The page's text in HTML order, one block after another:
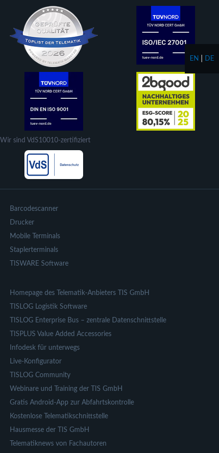
Wir sind VdS10010-zertifiziert
Barcodescanner
Drucker
Mobile Terminals
Staplerterminals
TISWARE Software
Homepage des Telematik-Anbieters TIS GmbH
TISLOG Logistik Software
TISLOG Enterprise Bus – zentrale Datenschnittstelle
TISPLUS Value Added Accessories
Infodesk für unterwegs
Live-Konfigurator
TISLOG Community
Webinare und Training der TIS GmbH
Gratis Android-App zur Abfahrtskontrolle
Kostenlose Telematikschnittstelle
Hausmesse der TIS GmbH
Telematiknews von Fachautoren
EN DE